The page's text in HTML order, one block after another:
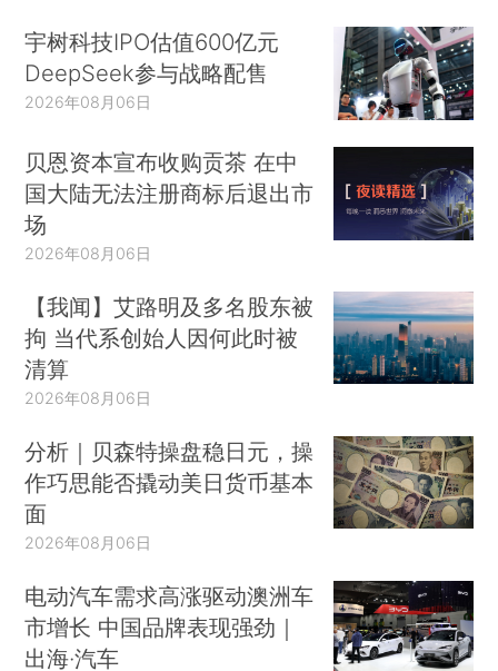
宇树科技IPO估值600亿元
DeepSeek参与战略配售
2026年08月06日
贝恩资本宣布收购贡茶 在中
国大陆无法注册商标后退出市
场
2026年08月06日
【我闻】艾路明及多名股东被
拘 当代系创始人因何此时被
清算
2026年08月06日
分析｜贝森特操盘稳日元，操
作巧思能否撬动美日货币基本
面
2026年08月06日
电动汽车需求高涨驱动澳洲车
市增长 中国品牌表现强劲｜
出海·汽车